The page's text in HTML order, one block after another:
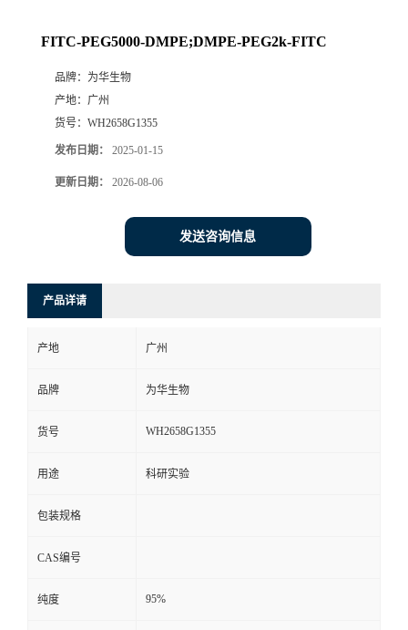
FITC-PEG5000-DMPE;DMPE-PEG2k-FITC
品牌： 为华生物
产地： 广州
货号： WH2658G1355
发布日期： 2025-01-15
更新日期： 2026-08-06
发送咨询信息
产品详请
产地 广州
品牌 为华生物
货号 WH2658G1355
用途 科研实验
包装规格
CAS编号
纯度 95%